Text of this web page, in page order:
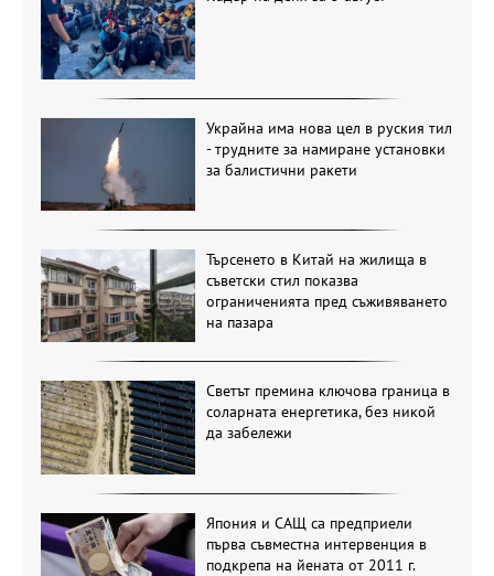
Украйна има нова цел в руския тил
- трудните за намиране установки
за балистични ракети
Търсенето в Китай на жилища в
съветски стил показва
ограниченията пред съживяването
на пазара
Светът премина ключова граница в
соларната енергетика, без никой
да забележи
Япония и САЩ са предприели
първа съвместна интервенция в
подкрепа на йената от 2011 г.